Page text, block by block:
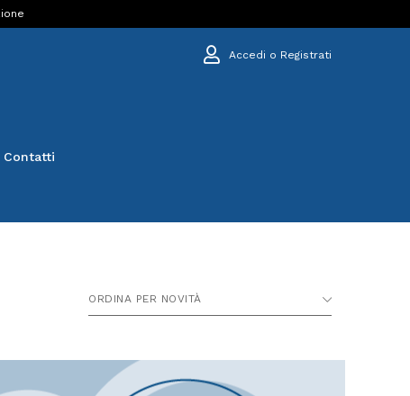
Accedi o Registrati
Contatti
ORDINA PER NOVITÀ